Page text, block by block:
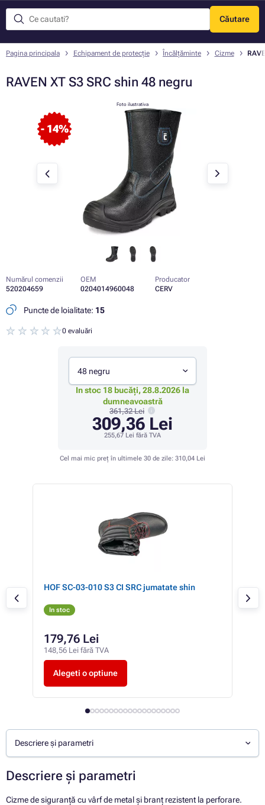
Căutare
Meniu
Pagina principala Echipament de protecție Încălţăminte Cizme
RAVEN XT S3 SRC shin 48 negru
- 14%
Foto ilustrativa
Numărul comenzii
520204659
OEM
0204014960048
Producator
CERV
Puncte de loialitate: 15
0 evaluări
48 negru
In stoc 18 bucăți, 28.8.2026 la
dumneavoastră
361,32 Lei
309,36 Lei
255,67 Lei fără TVA
Cel mai mic preț în ultimele 30 de zile: 310,04 Lei
HOF SC-03-010 S3 CI SRC jumatate shin
In stoc
179,76 Lei
148,56 Lei fără TVA
Alegeti o optiune
In
Descriere și parametri
Descriere și parametri
Cizme de siguranță cu vârf de metal și branț rezistent la perforare.